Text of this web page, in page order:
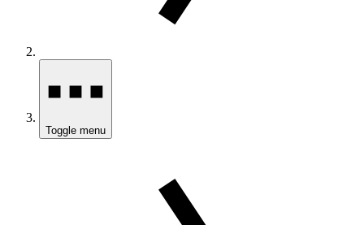
Toggle menu